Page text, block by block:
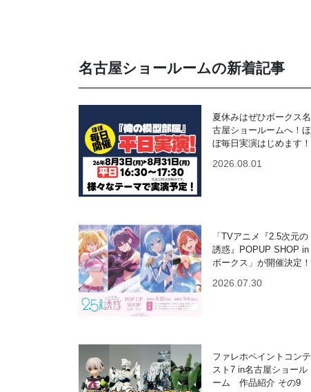
名古屋ショールームの新着記事
夏休みはぜひボークス名
古屋ショールームへ！ほ
ぼ毎日実演はじめます！
2026.08.01
「TVアニメ『2.5次元の
誘惑』POPUP SHOP in
ボークス」が開催決定！
2026.07.30
ファレホペイントコンテ
スト7 in名古屋ショール
ーム 作品紹介 その9